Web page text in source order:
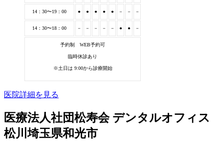
14：30〜19：00 ● ● ● ● ● － － －
14：30〜18：00 － － － － － ● ● －
予約制 WEB予約可
臨時休診あり
※土日は 9:00から診療開始
医院詳細を見る
医療法人社団松寿会 デンタルオフィス
松川埼玉県和光市